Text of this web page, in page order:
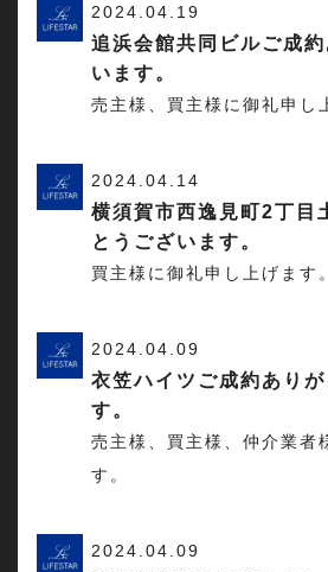
2024.04.19
追浜会館共同ビルご成
います。
売主様、買主様に御礼申し
2024.04.14
横須賀市西逸見町2丁目
とうございます。
買主様に御礼申し上げます。
2024.04.09
衣笠ハイツご成約ありが
す。
売主様、買主様、仲介業者
す。
2024.04.09